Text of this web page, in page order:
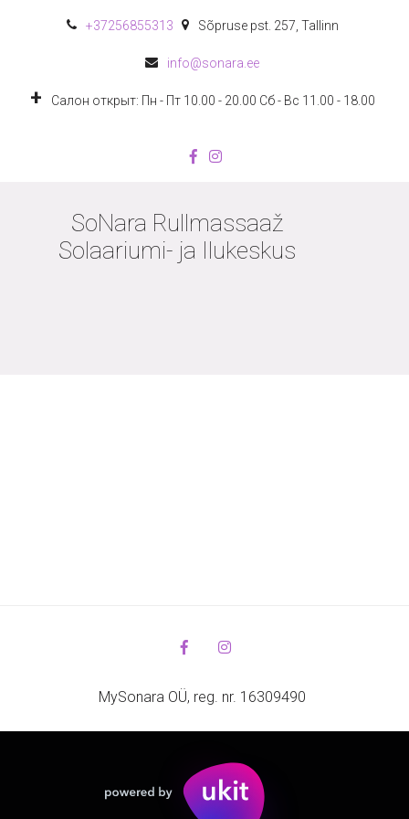
+37256855313 Sõpruse pst. 257 Tallinn
info@sonara.ee
Салон открыт: Пн - Пт 10.00 - 20.00 Сб - Вс 11.00 - 18.00
SoNara Rullmassaaž
Solaariumi- ja Ilukeskus
MySonara OÜ, reg. nr. 16309490